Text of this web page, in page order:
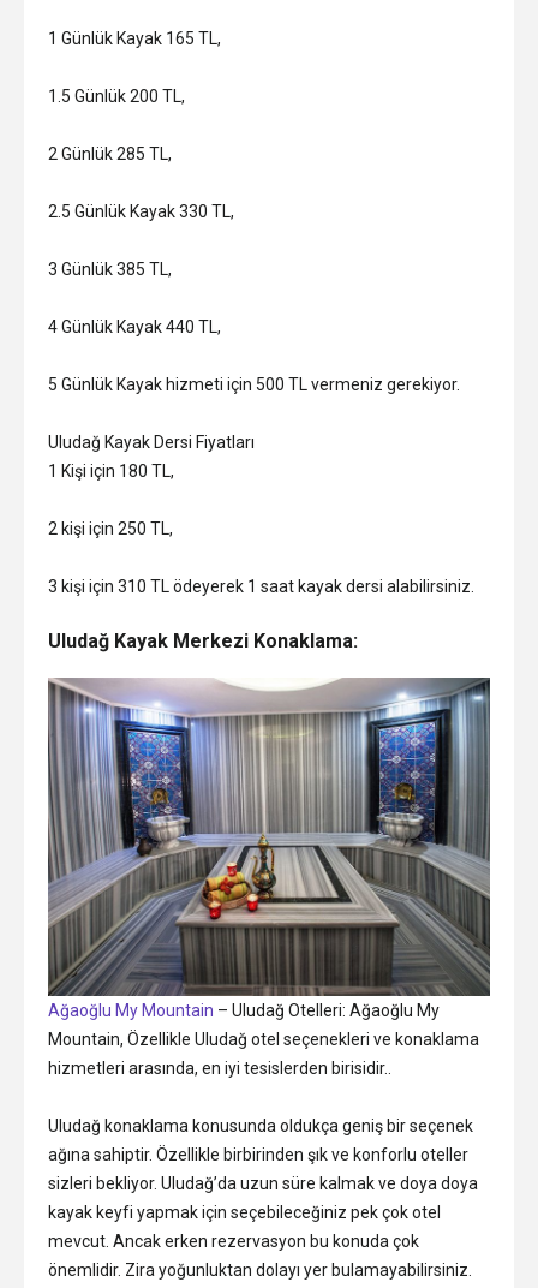
1 Günlük Kayak 165 TL,
1.5 Günlük 200 TL,
2 Günlük 285 TL,
2.5 Günlük Kayak 330 TL,
3 Günlük 385 TL,
4 Günlük Kayak 440 TL,
5 Günlük Kayak hizmeti için 500 TL vermeniz gerekiyor.
Uludağ Kayak Dersi Fiyatları
1 Kişi için 180 TL,
2 kişi için 250 TL,
3 kişi için 310 TL ödeyerek 1 saat kayak dersi alabilirsiniz.
Uludağ Kayak Merkezi Konaklama:
Ağaoğlu My Mountain – Uludağ Otelleri: Ağaoğlu My
Mountain, Özellikle Uludağ otel seçenekleri ve konaklama
hizmetleri arasında, en iyi tesislerden birisidir..
Uludağ konaklama konusunda oldukça geniş bir seçenek
ağına sahiptir. Özellikle birbirinden şık ve konforlu oteller
sizleri bekliyor. Uludağ’da uzun süre kalmak ve doya doya
kayak keyfi yapmak için seçebileceğiniz pek çok otel
mevcut. Ancak erken rezervasyon bu konuda çok
önemlidir. Zira yoğunluktan dolayı yer bulamayabilirsiniz.